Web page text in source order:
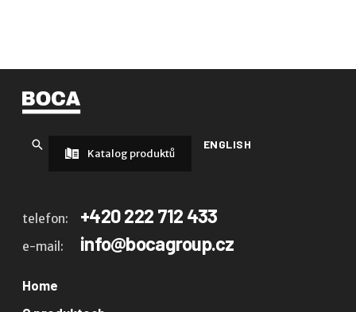
ENGLISH
Katalog produktů
telefon: +420 222 712 433
e-mail: info@bocagroup.cz
Home